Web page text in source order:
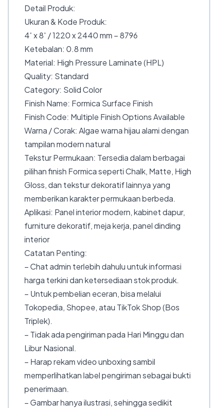
Detail Produk:
Ukuran & Kode Produk:
4′ x 8′ / 1220 x 2440 mm – 8796
Ketebalan: 0.8 mm
Material: High Pressure Laminate (HPL)
Quality: Standard
Category: Solid Color
Finish Name: Formica Surface Finish
Finish Code: Multiple Finish Options Available
Warna / Corak: Algae warna hijau alami dengan
tampilan modern natural
Tekstur Permukaan: Tersedia dalam berbagai
pilihan finish Formica seperti Chalk, Matte, High
Gloss, dan tekstur dekoratif lainnya yang
memberikan karakter permukaan berbeda.
Aplikasi: Panel interior modern, kabinet dapur,
furniture dekoratif, meja kerja, panel dinding
interior
Catatan Penting:
– Chat admin terlebih dahulu untuk informasi
harga terkini dan ketersediaan stok produk.
– Untuk pembelian eceran, bisa melalui
Tokopedia, Shopee, atau TikTok Shop (Bos
Triplek).
– Tidak ada pengiriman pada Hari Minggu dan
Libur Nasional.
– Harap rekam video unboxing sambil
memperlihatkan label pengiriman sebagai bukti
penerimaan.
– Gambar hanya ilustrasi, sehingga sedikit